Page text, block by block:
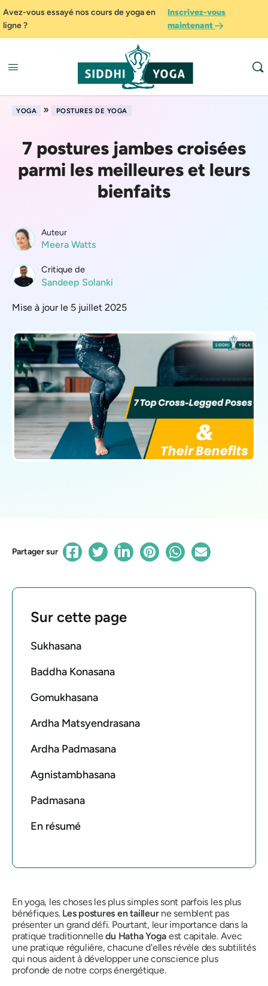
Avez-vous essayé nos cours de yoga en
ligne ?
Inscrivez-vous
maintenant
YOGA » POSTURES DE YOGA
7 postures jambes croisées
parmi les meilleures et leurs
bienfaits
Auteur
Meera Watts
Critique de
Sandeep Solanki
Mise à jour le 5 juillet 2025
Partager sur
Sur cette page
Sukhasana
Baddha Konasana
Gomukhasana
Ardha Matsyendrasana
Ardha Padmasana
Agnistambhasana
Padmasana
En résumé
En yoga, les choses les plus simples sont parfois les plus
bénéfiques. Les postures en tailleurne semblent pas
présenter un grand défi. Pourtant, leur importance dans la
pratique traditionnelledu Hatha Yoga est capitale. Avec
une pratique régulière, chacune d'elles révèle des subtilités
qui nous aident à développer une conscience plus
profonde de notre corps énergétique.